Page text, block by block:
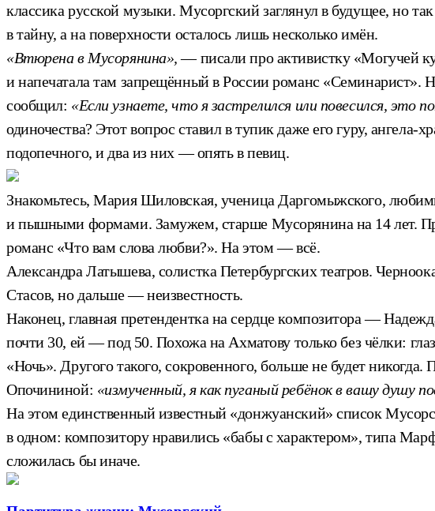
классика русской музыки. Мусоргский заглянул в будущее, но
в тайну, а на поверхности осталось лишь несколько имён.
«Втюрена в Мусорянина»,— писали про активистку «Могучей
и напечатала там запрещённый в России романс
сообщил: «Если узнаете, что я застрелился или повесился, это
одиночества? Этот вопрос ставил в тупик даже его гуру,
подопечного, и два из них — опять в певиц.
Знакомьтесь, Мария Шиловская, ученица Даргомыжского,
и пышными формами. Замужем, старше Мусорянина на 14 лет.
романс «Что вам слова любви?». На этом — всё.
Александра Латышева, солистка Петербургских театров.
Стасов, но дальше — неизвестность.
Наконец, главная претендентка на сердце композитора —
почти 30, ей — под 50. Похожа на Ахматову только без чёлки:
«Ночь». Другого такого, сокровенного, больше не будет
Опочининой: «измученный, я как пуганый ребёнок в вашу душу
На этом единственный известный «донжуанский» список
в одном: композитору нравились «бабы с характером», типа
сложилась бы иначе.